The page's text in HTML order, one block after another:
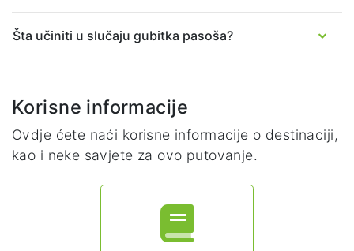
Šta učiniti u slučaju gubitka pasoša?
Korisne informacije
Ovdje ćete naći korisne informacije o destinaciji,
kao i neke savjete za ovo putovanje.